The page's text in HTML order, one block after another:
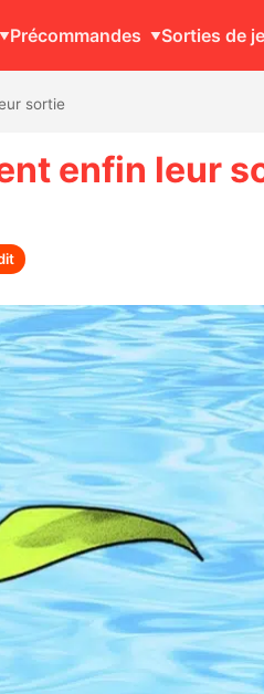
Précommandes Sorties de
sortie
enfin leur